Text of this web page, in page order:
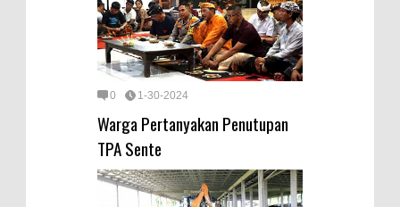
0 1-30-2024
Warga Pertanyakan Penutupan
TPA Sente